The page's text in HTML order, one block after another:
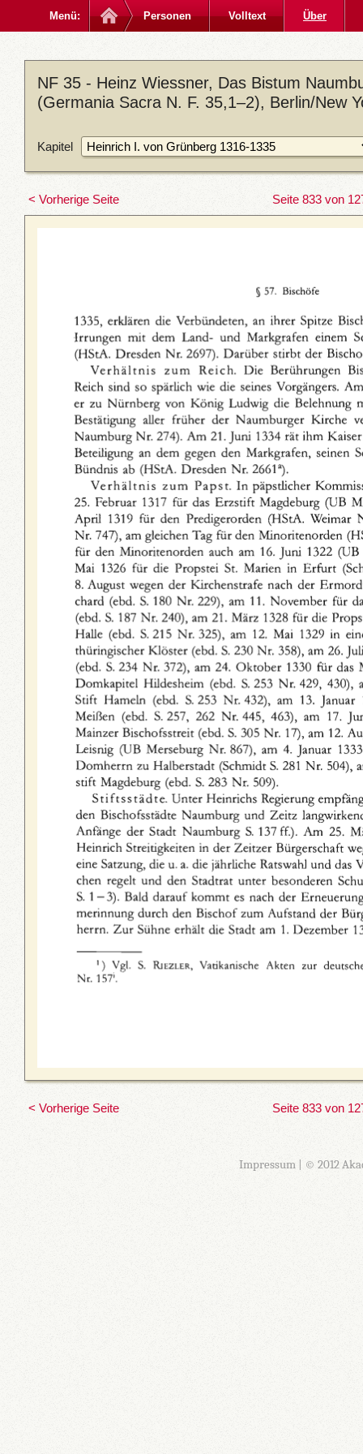
Menü: Personen Volltext Über
NF 35 - Heinz Wiessner, Das Bistum
(Germania Sacra N. F. 35,1–2), Berlin/New
Kapitel
< Vorherige Seite Seite 833 von
< Vorherige Seite Seite 833 von
Impressum| © 2012